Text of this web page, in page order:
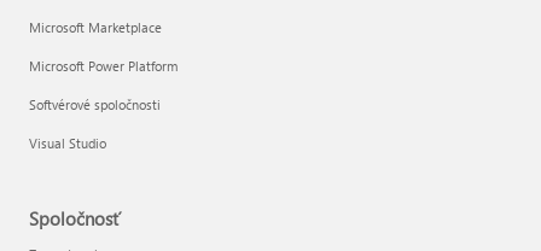
Microsoft Marketplace
Microsoft Power Platform
Softvérové spoločnosti
Visual Studio
Spoločnosť